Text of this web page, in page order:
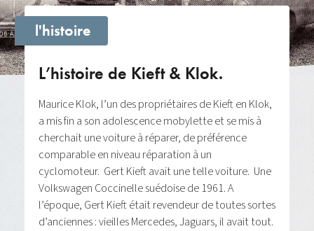
L’histoire de Kieft & Klok.
l'histoire
Maurice Klok, l’un des propriétaires de Kieft en Klok,
a mis fin a son adolescence mobylette et se mis à
cherchait une voiture à réparer, de préférence
comparable en niveau réparation à un
cyclomoteur. Gert Kieft avait une telle voiture. Une
Volkswagen Coccinelle suédoise de 1961. A
l’époque, Gert Kieft était revendeur de toutes sortes
d’anciennes : vieilles Mercedes, Jaguars, il avait tout.